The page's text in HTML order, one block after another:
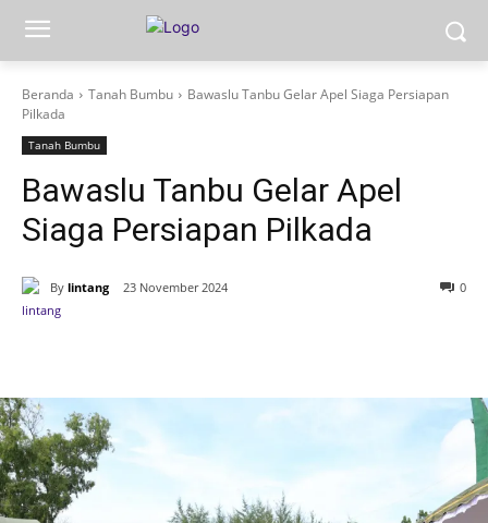
Beranda Tanah Bumbu
Bawaslu Tanbu Gelar Apel Siaga Persiapan
Pilkada
Tanah Bumbu
Bawaslu Tanbu Gelar Apel
Siaga Persiapan Pilkada
By lintang 23 November 2024 0